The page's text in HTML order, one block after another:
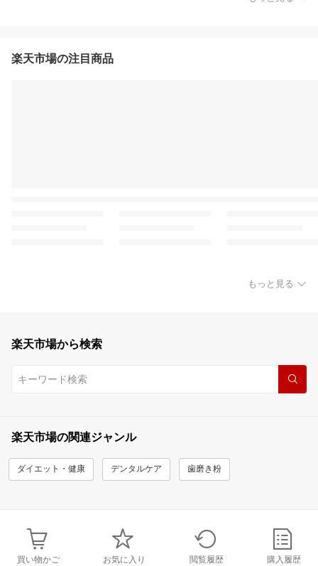
楽天市場の注目商品
もっと見る
楽天市場から検索
楽天市場の関連ジャンル
ダイエット・健康 デンタルケア 歯磨き粉
買い物かご お気に入り 閲覧履歴 購入履歴